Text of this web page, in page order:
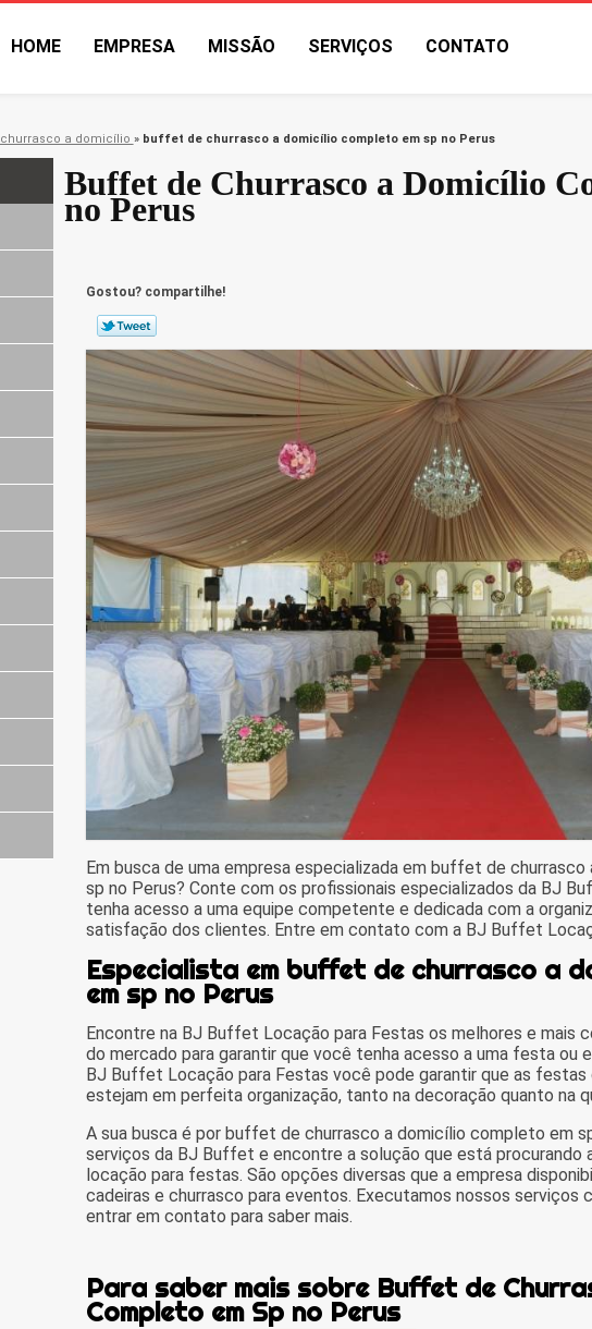
HOME EMPRESA MISSÃO SERVIÇOS CONTATO
churrasco a domicílio » buffet de churrasco a domicílio completo em sp no Perus
Buffet de Churrasco a Domicílio
no Perus
Gostou? compartilhe!
Em busca de uma empresa especializada em buffet de
sp no Perus? Conte com os profissionais especializados da BJ
tenha acesso a uma equipe competente e dedicada com a
satisfação dos clientes. Entre em contato com a BJ Buffet
Especialista em buffet de churrasco a
em sp no Perus
Encontre na BJ Buffet Locação para Festas os melhores e mais
do mercado para garantir que você tenha acesso a uma festa ou
BJ Buffet Locação para Festas você pode garantir que as
estejam em perfeita organização, tanto na decoração quanto na
A sua busca é por buffet de churrasco a domicílio completo em
serviços da BJ Buffet e encontre a solução que está procurando
locação para festas. São opções diversas que a empresa
cadeiras e churrasco para eventos. Executamos nossos serviços
entrar em contato para saber mais.
Para saber mais sobre Buffet de
Completo em Sp no Perus